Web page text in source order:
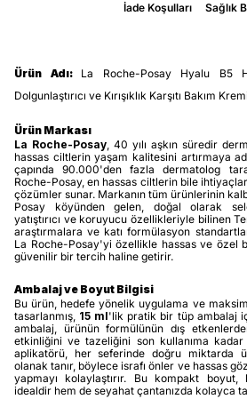
İade Koşulları Sağlık
Ürün Adı: La Roche-Posay Hyalu B5
Dolgunlaştırıcı ve Kırışıklık Karşıtı Bakım Kremi
Ürün Markası
La Roche-Posay , 40 yılı aşkın süredir
hassas ciltlerin yaşam kalitesini artırmaya
çapında 90.000'den fazla dermatolog
Roche-Posay, en hassas ciltlerin bile
çözümler sunar. Markanın tüm ürünlerinin
Posay köyünden gelen, doğal olarak
yatıştırıcı ve koruyucu özellikleriyle bilinen
araştırmalara ve katı formülasyon
La Roche-Posay'yi özellikle hassas ve özel
güvenilir bir tercih haline getirir.
Ambalaj ve Boyut Bilgisi
Bu ürün, hedefe yönelik uygulama ve
tasarlanmış, 15 ml'lik pratik bir tüp ambalaj
ambalaj, ürünün formülünün dış
etkinliğini ve tazeliğini son kullanıma
aplikatörü, her seferinde doğru miktarda
olanak tanır, böylece israfı önler ve hassas
yapmayı kolaylaştırır. Bu kompakt
idealdir hem de seyahat çantanızda kolayca